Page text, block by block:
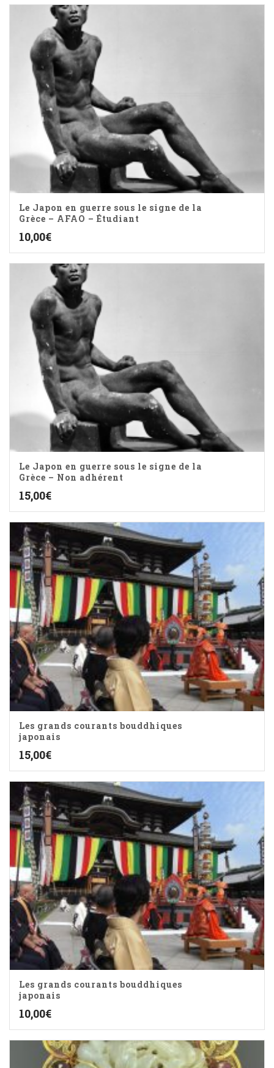
Le Japon en guerre sous le signe de la
Grèce – AFAO – Étudiant
10,00€
Le Japon en guerre sous le signe de la
Grèce – Non adhérent
15,00€
Les grands courants bouddhiques
japonais
15,00€
Les grands courants bouddhiques
japonais
10,00€